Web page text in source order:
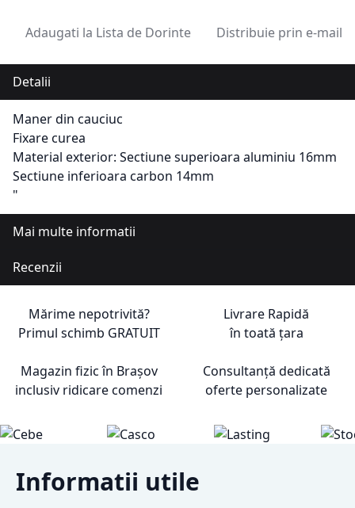
Adaugati la Lista de Dorinte Distribuie prin e-mail
Detalii
Maner din cauciuc
Fixare curea
Material exterior: Sectiune superioara aluminiu 16mm
Sectiune inferioara carbon 14mm
"
Mai multe informatii
Recenzii
Mărime nepotrivită?
Primul schimb GRATUIT
Livrare Rapidă
în toată țara
Magazin fizic în Brașov
inclusiv ridicare comenzi
Consultanță dedicată
oferte personalizate
Informatii utile